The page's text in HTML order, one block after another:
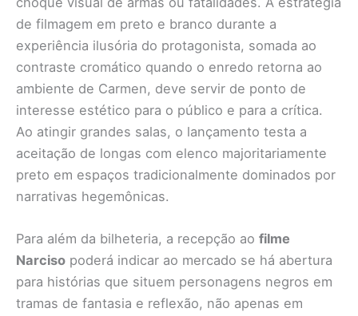
de filmagem em preto e branco durante a
experiência ilusória do protagonista, somada ao
contraste cromático quando o enredo retorna ao
ambiente de Carmen, deve servir de ponto de
interesse estético para o público e para a crítica.
Ao atingir grandes salas, o lançamento testa a
aceitação de longas com elenco majoritariamente
preto em espaços tradicionalmente dominados por
narrativas hegemônicas.
Para além da bilheteria, a recepção ao filme
Narciso poderá indicar ao mercado se há abertura
para histórias que situem personagens negros em
tramas de fantasia e reflexão, não apenas em